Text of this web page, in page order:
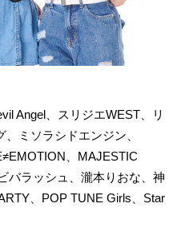
Angel、スリジエWEST、リ
ミソラシドエンジン、
、MAJESTIC
バラッシュ、瀧本りおな、神
、POP TUNE Girls、Star